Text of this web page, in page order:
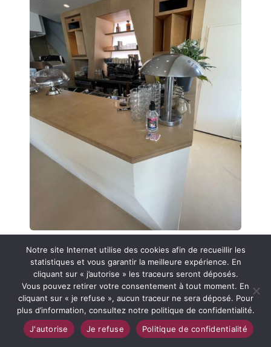
Notre site Internet utilise des cookies afin de recueillir les
statistiques et vous garantir la meilleure expérience. En
cliquant sur « j’autorise » les traceurs seront déposés.
Vous pouvez retirer votre consentement à tout moment. En
cliquant sur « je refuse », aucun traceur ne sera déposé. Pour
plus d’information, consultez notre politique de confidentialité.
J'autorise
Je refuse Politique de confidentialité